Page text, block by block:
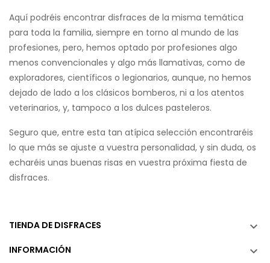
Aquí podréis encontrar disfraces de la misma temática
para toda la familia, siempre en torno al mundo de las
profesiones, pero, hemos optado por profesiones algo
menos convencionales y algo más llamativas, como de
exploradores, científicos o legionarios, aunque, no hemos
dejado de lado a los clásicos bomberos, ni a los atentos
veterinarios, y, tampoco a los dulces pasteleros.
Seguro que, entre esta tan atípica selección encontraréis
lo que más se ajuste a vuestra personalidad, y sin duda, os
echaréis unas buenas risas en vuestra próxima fiesta de
disfraces.
TIENDA DE DISFRACES 
INFORMACIÓN 